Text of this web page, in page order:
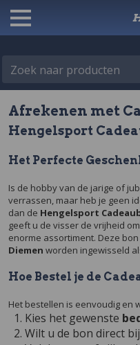
Zoek naar producten
Afrekenen met
Hengelsport
Het Perfecte
Is de hobby van de jarige of
verrassen, maar heb je geen
dan de Hengelsport
geeft u de visser de vrijheid
enorme assortiment. Deze
Diemen worden ingewisseld
Hoe Bestel je de
Het bestellen is eenvoudig en
Kies het gewenste
Wilt u de bon direct